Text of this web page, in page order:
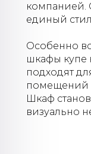
компанией.
единый
Особенно
шкафы купе
подходят
помещений
Шкаф
визуально